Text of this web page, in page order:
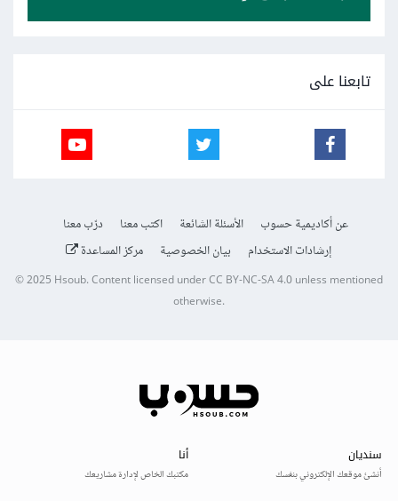
تابعنا على
عن أكاديمية حسوب الأسئلة الشائعة اكتب معنا
درّب معنا
إرشادات الاستخدام
بيان الخصوصية مركز المساعدة
© 2025Hsoub.Content licensed underCC BY-NC-SA 4.0unless mentioned
otherwise.